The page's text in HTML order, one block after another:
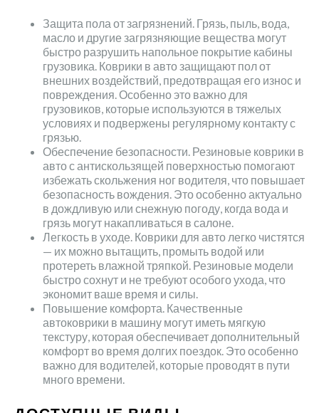
Защита пола от загрязнений. Грязь, пыль, вода,
масло и другие загрязняющие вещества могут
быстро разрушить напольное покрытие кабины
грузовика. Коврики в авто защищают пол от
внешних воздействий, предотвращая его износ и
повреждения. Особенно это важно для
грузовиков, которые используются в тяжелых
условиях и подвержены регулярному контакту с
грязью.
Обеспечение безопасности. Резиновые коврики в
авто с антискользящей поверхностью помогают
избежать скольжения ног водителя, что повышает
безопасность вождения. Это особенно актуально
в дождливую или снежную погоду, когда вода и
грязь могут накапливаться в салоне.
Легкость в уходе. Коврики для авто легко чистятся
— их можно вытащить, промыть водой или
протереть влажной тряпкой. Резиновые модели
быстро сохнут и не требуют особого ухода, что
экономит ваше время и силы.
Повышение комфорта. Качественные
автоковрики в машину могут иметь мягкую
текстуру, которая обеспечивает дополнительный
комфорт во время долгих поездок. Это особенно
важно для водителей, которые проводят в пути
много времени.